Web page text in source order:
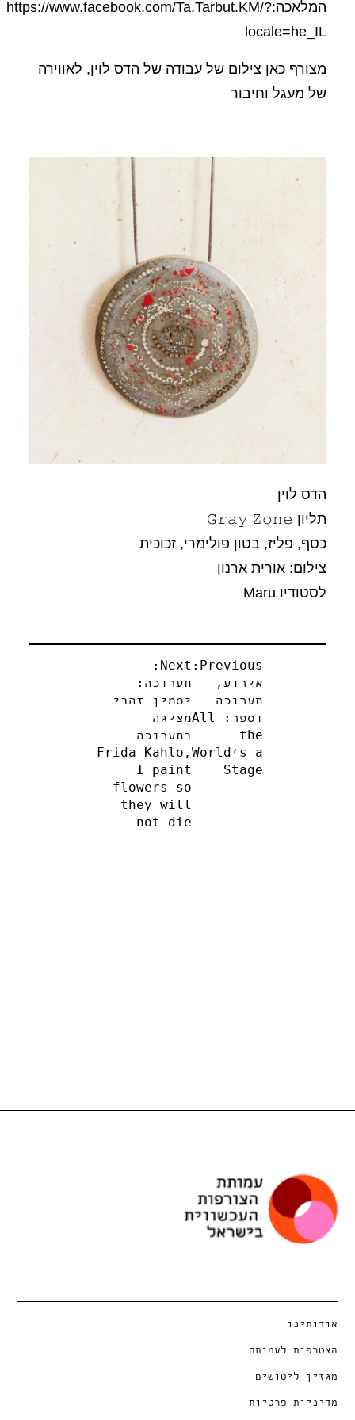
המלאכה:https://www.facebook.com/Ta.Tarbut.KM/?
locale=he_IL
מצורף כאן צילום של עבודה של הדס לוין, לאווירה
של מעגל וחיבור
הדס לוין
תליון 𝙶𝚛𝚊𝚢 𝚉𝚘𝚗𝚎
כסף, פליז, בטון פולימרי, זכוכית
צילום: אורית ארנון
לסטודיו Maru
ניווטPrevious:
אירוע,
תערוכה
וספר: All
the
World’s a
Stage
Next:
תערוכה:
יסמין זהבי
מציגה
בתערוכה
Frida Kahlo,
I paint
flowers so
they will
not die
אודותינו
הצטרפות לעמותה
מגזין ליטושים
מדיניות פרטיות